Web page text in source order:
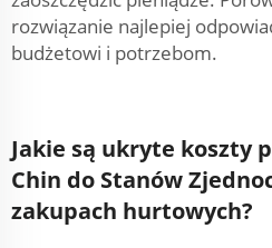
rozwiązanie najlepiej
budżetowi i potrzebom.
Jakie są ukryte koszty
Chin do Stanów
zakupach hurtowych?